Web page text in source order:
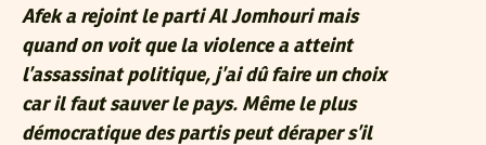
Afek a rejoint le parti Al Jomhouri mais
quand on voit que la violence a atteint
l’assassinat politique, j’ai dû faire un choix
car il faut sauver le pays. Même le plus
démocratique des partis peut déraper s’il